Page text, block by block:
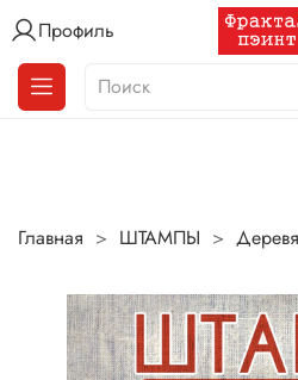
Профиль
Главная ШТАМПЫ